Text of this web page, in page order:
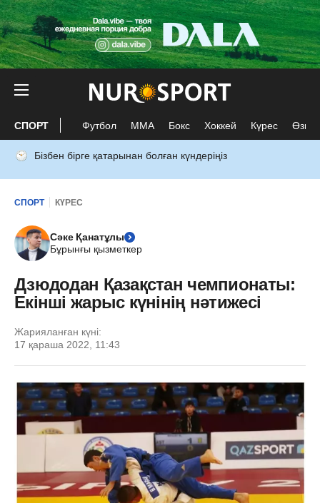
СПОРТ Футбол ММА Бокс Хоккей Күрес Өзге
Бізбен бірге қатарынан болған күндеріңіз
СПОРТ КҮРЕС
Сәке Қанатұлы
Бұрынғы қызметкер
Дзюдодан Қазақстан чемпионаты:
Екінші жарыс күнінің нәтижесі
Жарияланған күні:
17 қараша 2022, 11:43